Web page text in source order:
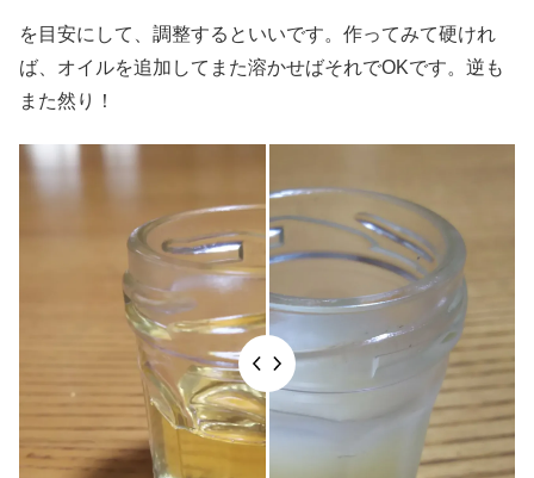
を目安にして、調整するといいです。作ってみて硬けれ
ば、オイルを追加してまた溶かせばそれでOKです。逆も
また然り！